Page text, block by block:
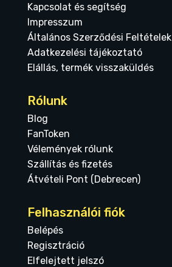
Kapcsolat és segítség
Impresszum
Általános Szerződési Feltételek
Adatkezelési tájékoztató
Elállás, termék visszaküldés
Rólunk
Blog
FanToken
Vélemények rólunk
Szállítás és fizetés
Átvételi Pont (Debrecen)
Felhasználói fiók
Belépés
Regisztráció
Elfelejtett jelszó